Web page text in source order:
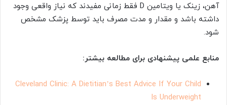
آهن، زینک یا ویتامین D فقط زمانی مفیدند که نیاز واقعی وجود
داشته باشد و مقدار و مدت مصرف باید توسط پزشک مشخص
شود.
منابع علمی پیشنهادی برای مطالعه بیشتر:
Cleveland Clinic: A Dietitian’s Best Advice If Your Child
Is Underweight